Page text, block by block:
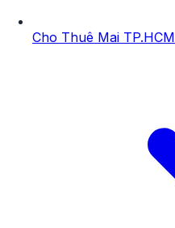
Cho Thuê Mai TP.HCM